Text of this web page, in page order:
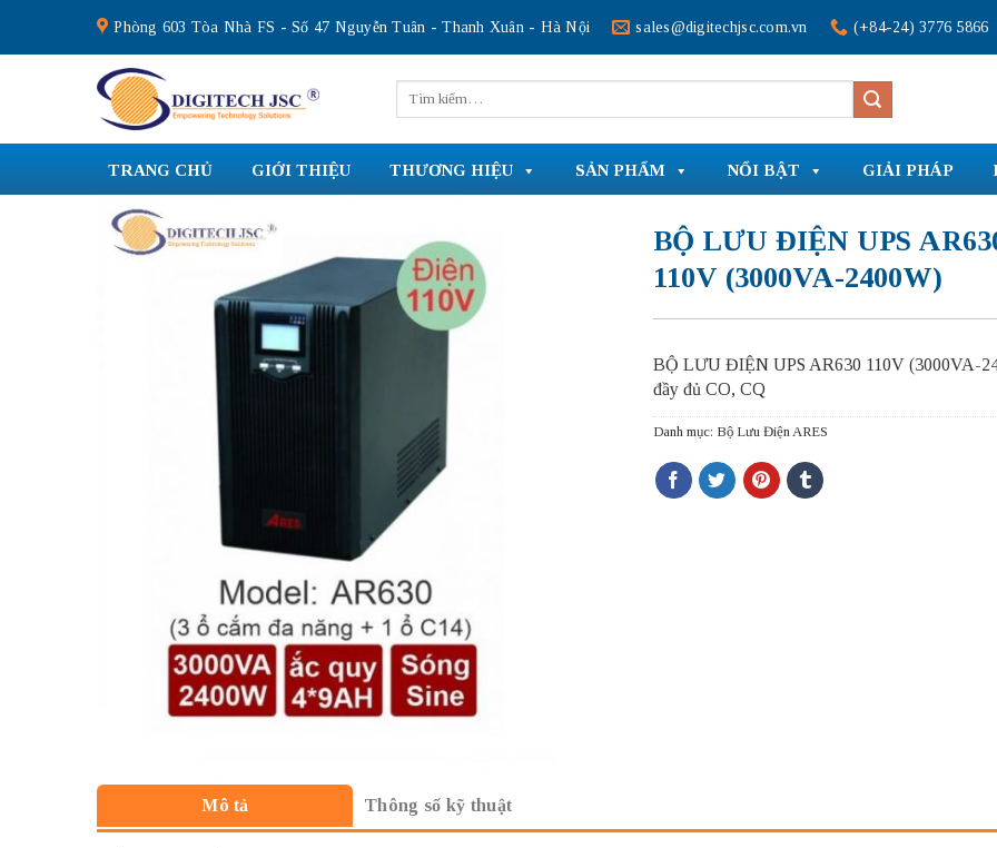
content
Phòng 603 Tòa Nhà FS - Số 47 Nguyễn Tuân - Thanh Xuân - Hà Nội sales@digitechjsc.com.vn (+84-24) 3776 5866
kiếm:
TRANG CHỦ GIỚI THIỆU THƯƠNG HIỆU SẢN PHẨM NỔI BẬT GIẢI PHÁP
BỘ LƯU ĐIỆN UPS
110V (3000VA-2400W)
BỘ LƯU ĐIỆN UPS AR630 110V (3000VA-
đầy đủ CO, CQ
Danh mục: Bộ Lưu Điện ARES
Mô tả Thông số kỹ thuật